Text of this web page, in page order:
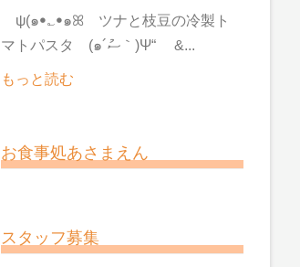
ψ(๑ꔷ؎ꔷ๑ꕤ ツナと枝豆の冷製ト
マトパスタ (๑´ސު｀)Ψ“ &...
もっと読む
お食事処あさまえん
スタッフ募集